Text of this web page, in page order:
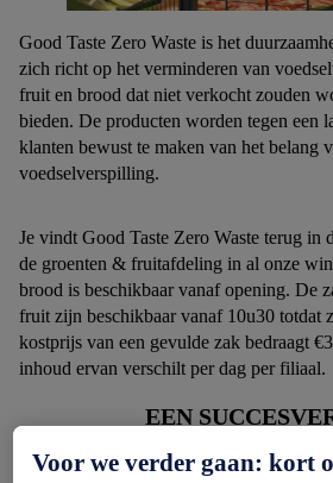
Good Taste Zero Waste is het
zich richt op het verminderen van
fruit en brood dat niet verkocht zouden
bieden. De producten worden tegen een
klanten bewust te maken van het belang
voedselverspilling.
Je vindt Good Taste Zero Waste terug in
de groenten & fruitafdeling in al onze
brood is beschikbaar vanaf opening. De
fruit zijn beschikbaar vanaf 10u30 totdat
kostprijs van een gevulde zak bedraagt
inhoud ervan verschilt per dag per filiaal.
EEN
Voor we verder gaan: kort